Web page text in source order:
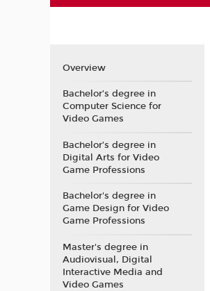
Overview
Bachelor’s degree in
Computer Science for
Video Games
Bachelor’s degree in
Digital Arts for Video
Game Professions
Bachelor's degree in
Game Design for Video
Game Professions
Master's degree in
Audiovisual, Digital
Interactive Media and
Video Games